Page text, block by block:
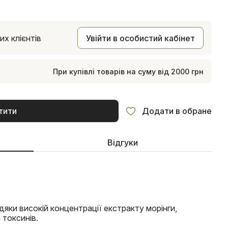
клієнтів Увійти в особистий кабінет
При купівлі товарів на суму від 2000 грн
Додати в обране
Відгуки
високій концентрації екстракту морінги,